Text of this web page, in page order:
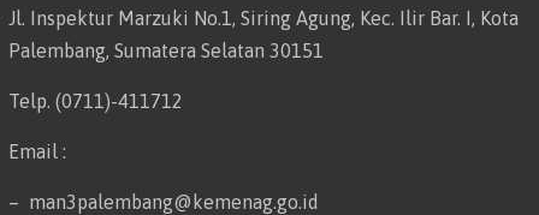
Jl. Inspektur Marzuki No.1, Siring Agung, Kec. Ilir Bar. I, Kota
Palembang, Sumatera Selatan 30151
Telp. (0711)-411712
Email :
– man3palembang@kemenag.go.id